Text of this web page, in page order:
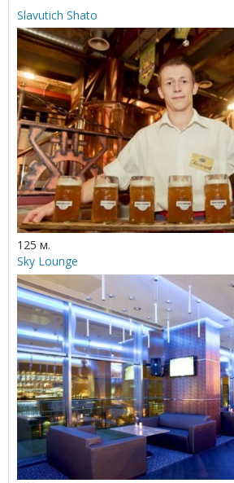
Slavutich Shato
125 м.
Sky Lounge